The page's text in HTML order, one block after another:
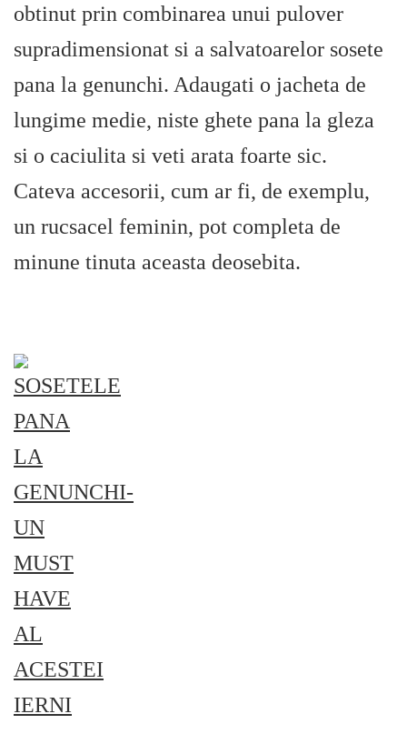
obtinut prin combinarea unui pulover
supradimensionat si a salvatoarelor sosete
pana la genunchi. Adaugati o jacheta de
lungime medie, niste ghete pana la gleza
si o caciulita si veti arata foarte sic.
Cateva accesorii, cum ar fi, de exemplu,
un rucsacel feminin, pot completa de
minune tinuta aceasta deosebita.